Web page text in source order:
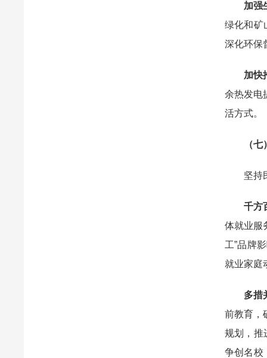
加强
绿化和矿
深化环保
加快
余热发电
活方式。
（
坚持民
千方
体就业服
工”品牌
就业家庭
多措
前教育，
规划，推
争创名校